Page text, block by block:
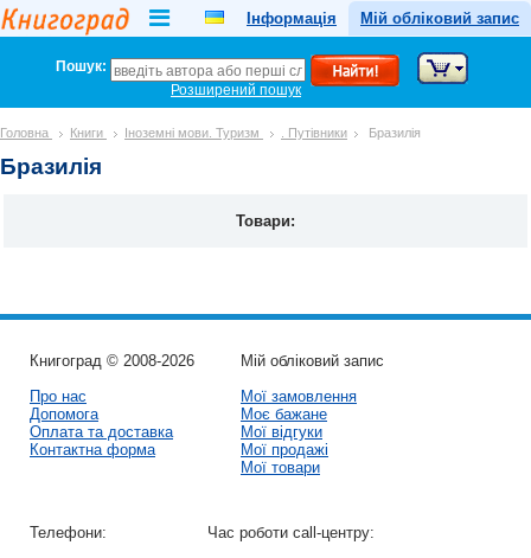
Інформація Мій обліковий запис
Пошук:
Розширений пошук
Головна Книги Іноземні мови. Туризм . Путівники Бразилія
Бразилія
Товари:
Книгоград © 2008-2026
Про нас
Допомога
Оплата та доставка
Контактна форма
Мій обліковий запис
Мої замовлення
Моє бажане
Мої відгуки
Мої продажі
Мої товари
Телефони:
Час роботи call-центру: